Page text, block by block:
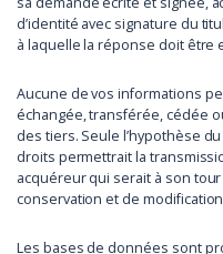
d’identité avec signature du
à laquelle la réponse doit être
Aucune de vos informations
échangée, transférée, cédée
des tiers. Seule l’hypothèse
droits permettrait la
acquéreur qui serait à son
conservation et de
Les bases de données sont